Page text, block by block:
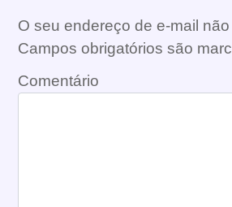
O seu endereço de e-mail
Campos obrigatórios são
Comentário